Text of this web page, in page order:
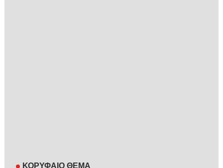
ΚΟΡΥΦΑΙΟ ΘΕΜΑ